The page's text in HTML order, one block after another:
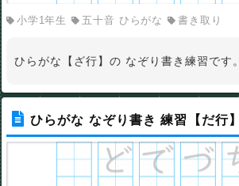
小学1年生 五十音 ひらがな 書き取り
ひらがな【ざ行】の なぞり書き練習です。
ひらがな なぞり書き 練習【だ行】